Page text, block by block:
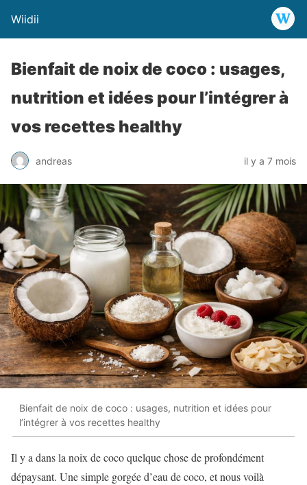
Wiidii
Bienfait de noix de coco : usages,
nutrition et idées pour l’intégrer à
vos recettes healthy
andreas il y a 7 mois
Bienfait de noix de coco : usages, nutrition et idées pour
l’intégrer à vos recettes healthy
Il y a dans la noix de coco quelque chose de profondément
dépaysant. Une simple gorgée d’eau de coco, et nous voilà